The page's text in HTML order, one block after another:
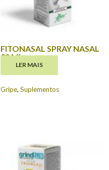
FITONASAL SPRAY NASAL
30 ML
6.95
LER MAIS
Gripe, Suplementos